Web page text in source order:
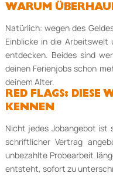
WARUM
Natürlich: wegen des
Einblicke in die
entdecken. Beides sind
deinen Ferienjobs schon
deinem Alter.
RED FLAGS: DIESE
KENNEN
Nicht jedes Jobangebot ist
schriftlicher Vertrag
unbezahlte Probearbeit
entsteht, sofort zu